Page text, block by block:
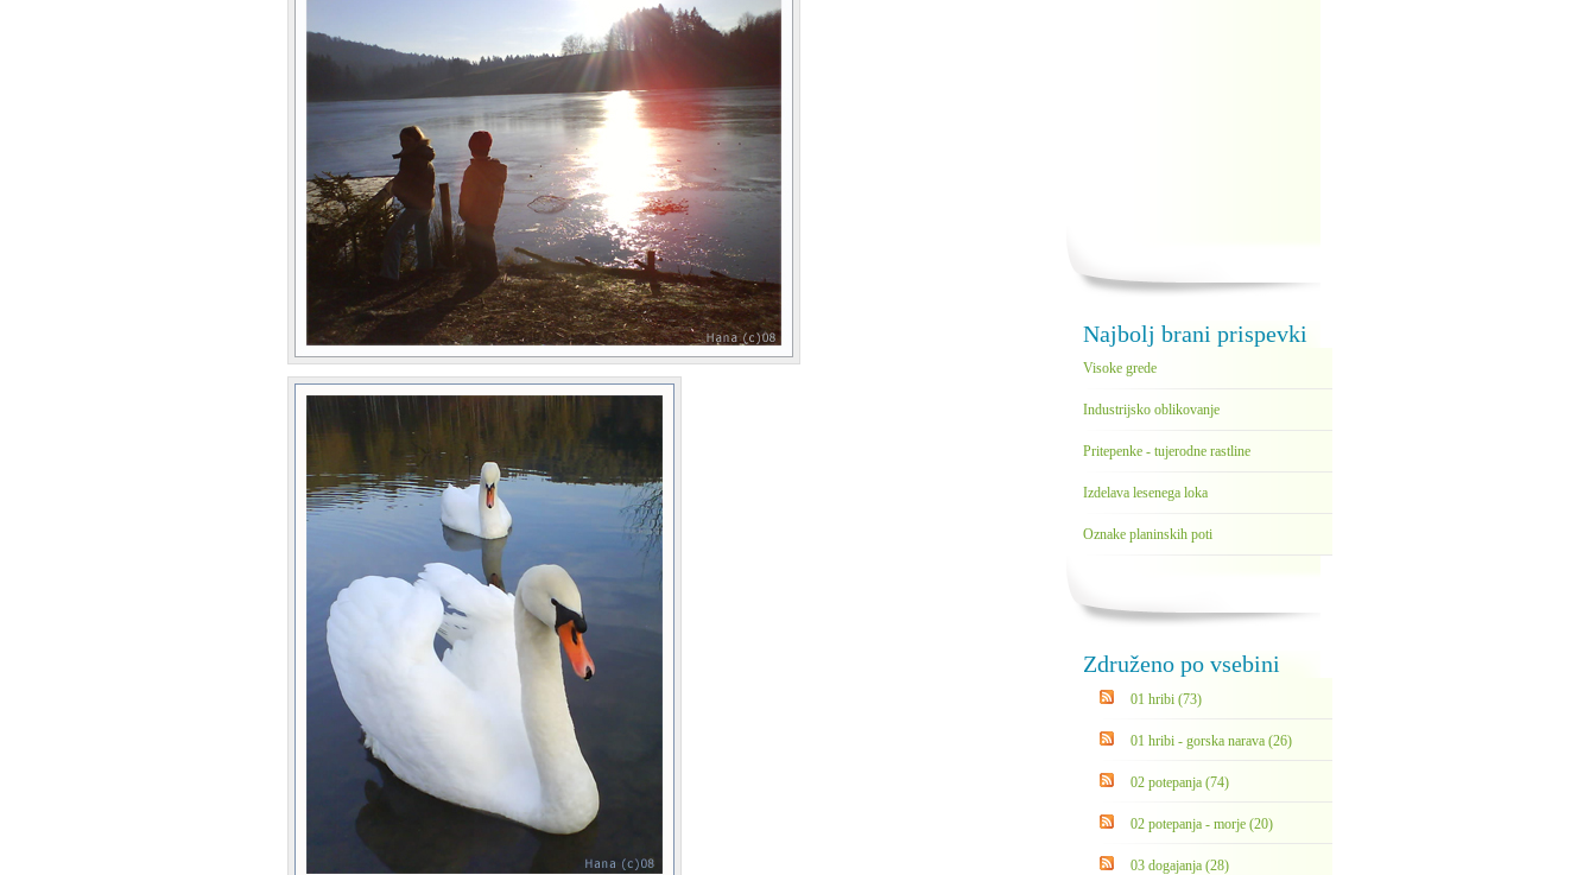
Najbolj brani prispevki
Visoke grede
Industrijsko oblikovanje
Pritepenke - tujerodne rastline
Izdelava lesenega loka
Oznake planinskih poti
Združeno po vsebini
01 hribi (73)
01 hribi - gorska narava (26)
02 potepanja (74)
02 potepanja - morje (20)
03 dogajanja (28)